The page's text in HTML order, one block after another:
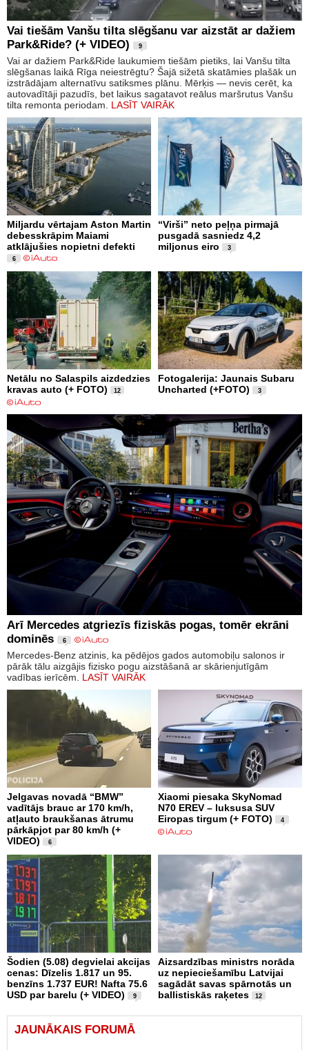
Vai tiešām Vanšu tilta slēgšanu var aizstāt ar dažiem
Park&Ride? (+ VIDEO)
9
Vai ar dažiem Park&Ride laukumiem tiešām pietiks, lai Vanšu tilta
slēgšanas laikā Rīga neiestrēgtu? Šajā sižetā skatāmies plašāk un
izstrādājam alternatīvu satiksmes plānu. Mērķis — nevis cerēt, ka
autovadītāji pazudīs, bet laikus sagatavot reālus maršrutus Vanšu
tilta remonta periodam. LASĪT VAIRĀK
Miljardu vērtajam Aston Martin
debesskrāpim Maiami
atklājušies nopietni defekti
6
“Virši” neto peļņa pirmajā
pusgadā sasniedz 4,2
miljonus eiro
3
Netālu no Salaspils aizdedzies
kravas auto (+ FOTO)
12
Fotogalerija: Jaunais Subaru
Uncharted (+FOTO)
3
Arī Mercedes atgriezīs fiziskās pogas, tomēr ekrāni
dominēs
6
Mercedes-Benz atzinis, ka pēdējos gados automobiļu salonos ir
pārāk tālu aizgājis fizisko pogu aizstāšanā ar skārienjutīgām
vadības ierīcēm. LASĪT VAIRĀK
Jelgavas novadā “BMW”
vadītājs brauc ar 170 km/h,
atļauto braukšanas ātrumu
pārkāpjot par 80 km/h (+
VIDEO)
6
Xiaomi piesaka SkyNomad
N70 EREV – luksusa SUV
Eiropas tirgum (+ FOTO)
4
Šodien (5.08) degvielai akcijas
cenas: Dīzelis 1.817 un 95.
benzīns 1.737 EUR! Nafta 75.6
USD par barelu (+ VIDEO)
9
Aizsardzības ministrs norāda
uz nepieciešamību Latvijai
sagādāt savas spārnotās un
ballistiskās raķetes
12
JAUNĀKAIS FORUMĀ